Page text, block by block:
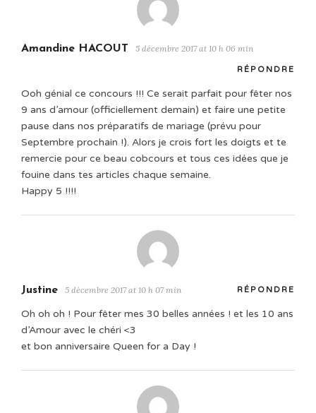
Amandine HACOUT 5 décembre 2017 at 10 h 06 min
RÉPONDRE
Ooh génial ce concours !!! Ce serait parfait pour fêter nos
9 ans d’amour (officiellement demain) et faire une petite
pause dans nos préparatifs de mariage (prévu pour
Septembre prochain !). Alors je crois fort les doigts et te
remercie pour ce beau cobcours et tous ces idées que je
fouine dans tes articles chaque semaine.
Happy 5 !!!!
Justine 5 décembre 2017 at 10 h 07 min RÉPONDRE
Oh oh oh ! Pour fêter mes 30 belles années ! et les 10 ans
d’Amour avec le chéri <3
et bon anniversaire Queen for a Day !